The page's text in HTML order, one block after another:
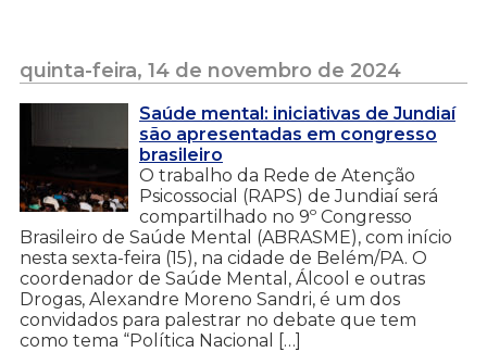
quinta-feira, 14 de novembro de 2024
Saúde mental: iniciativas de Jundiaí
são apresentadas em congresso
brasileiro
O trabalho da Rede de Atenção
Psicossocial (RAPS) de Jundiaí será
compartilhado no 9º Congresso
Brasileiro de Saúde Mental (ABRASME), com início
nesta sexta-feira (15), na cidade de Belém/PA. O
coordenador de Saúde Mental, Álcool e outras
Drogas, Alexandre Moreno Sandri, é um dos
convidados para palestrar no debate que tem
como tema “Política Nacional […]